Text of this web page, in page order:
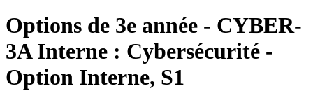
Options de 3e année - CYBER-
3A Interne : Cybersécurité -
Option Interne, S1